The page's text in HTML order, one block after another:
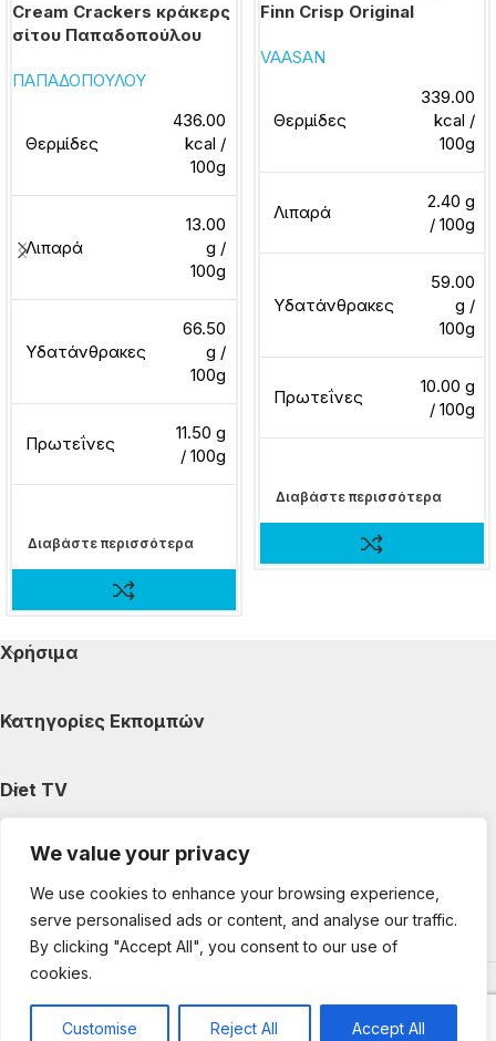
We value your privacy
We use cookies to enhance your browsing experience,
serve personalised ads or content, and analyse our traffic.
By clicking "Accept All", you consent to our use of
cookies.
Customise Reject All Accept All
Cream Crackers κράκερς
σίτου Παπαδοπούλου
ΠΑΠΑΔΟΠΟΥΛΟΥ
Θερμίδες
436.00
kcal /
100g
Λιπαρά
13.00
g /
100g
Υδατάνθρακες
66.50
g /
100g
Πρωτεΐνες
11.50 g
/ 100g
Διαβάστε περισσότερα
Finn Crisp Original
VAASAN
Θερμίδες
339.00
kcal /
100g
Λιπαρά
2.40 g
/ 100g
Υδατάνθρακες
59.00
g /
100g
Πρωτεΐνες
10.00 g
/ 100g
Διαβάστε περισσότερα
Χρήσιμα
Κατηγορίες Εκπομπών
Diet TV
Κατηγορίες Άρθρων
Ακολουθήστε μας
Copyright © 2025 DietTV. All Rights Reserved.
development by web-idea.gr